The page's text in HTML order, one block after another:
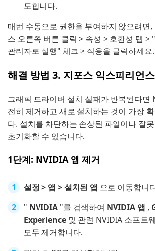
도합니다.
매번 수동으로 권한을 부여하지 않으려면,
스 오른쪽 버튼 클릭 > 속성 > 호환성 탭 >
관리자로 실행" 체크 > 적용을 클릭하세요.
해결 방법 3. 지포스 익스피리언
그래픽 드라이버 설치 실패가 반복된다면
전히 제거하고 새로 설치하는 것이 가장
다. 설치를 차단하는 손상된 파일이나 잘
초기화할 수 있습니다.
1단계: NVIDIA 앱 제거
설정 > 앱 > 설치된 앱 으로 이동합니
" NVIDIA "를 검색하여 NVIDIA 앱 ,
Experience 및 관련 NVIDIA 소프트
모두 제거합니다.